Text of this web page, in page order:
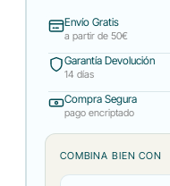
Envío Gratis
a partir de 50€
Garantía Devolución
14 días
Compra Segura
pago encriptado
COMBINA BIEN CON